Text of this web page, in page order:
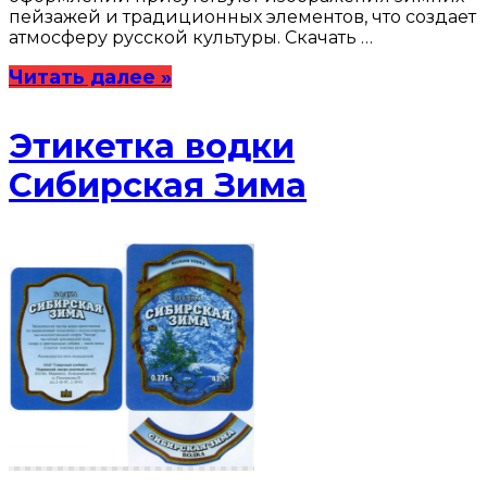
пейзажей и традиционных элементов, что создает
атмосферу русской культуры. Скачать …
Читать далее »
Этикетка водки
Сибирская Зима